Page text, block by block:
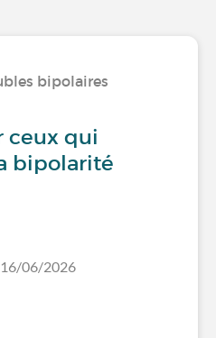
bipolaires
ceux qui
bipolarité
16/06/2026